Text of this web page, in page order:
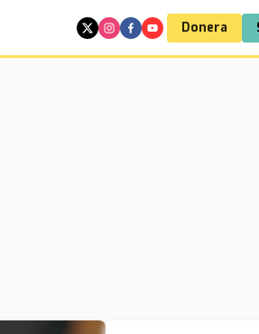
Donera